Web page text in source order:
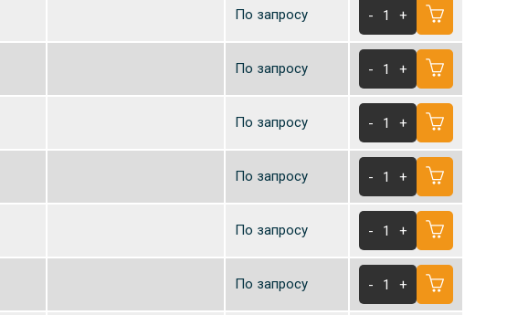
По запросу - 1 +
По запросу - 1 +
По запросу - 1 +
По запросу - 1 +
По запросу - 1 +
По запросу - 1 +